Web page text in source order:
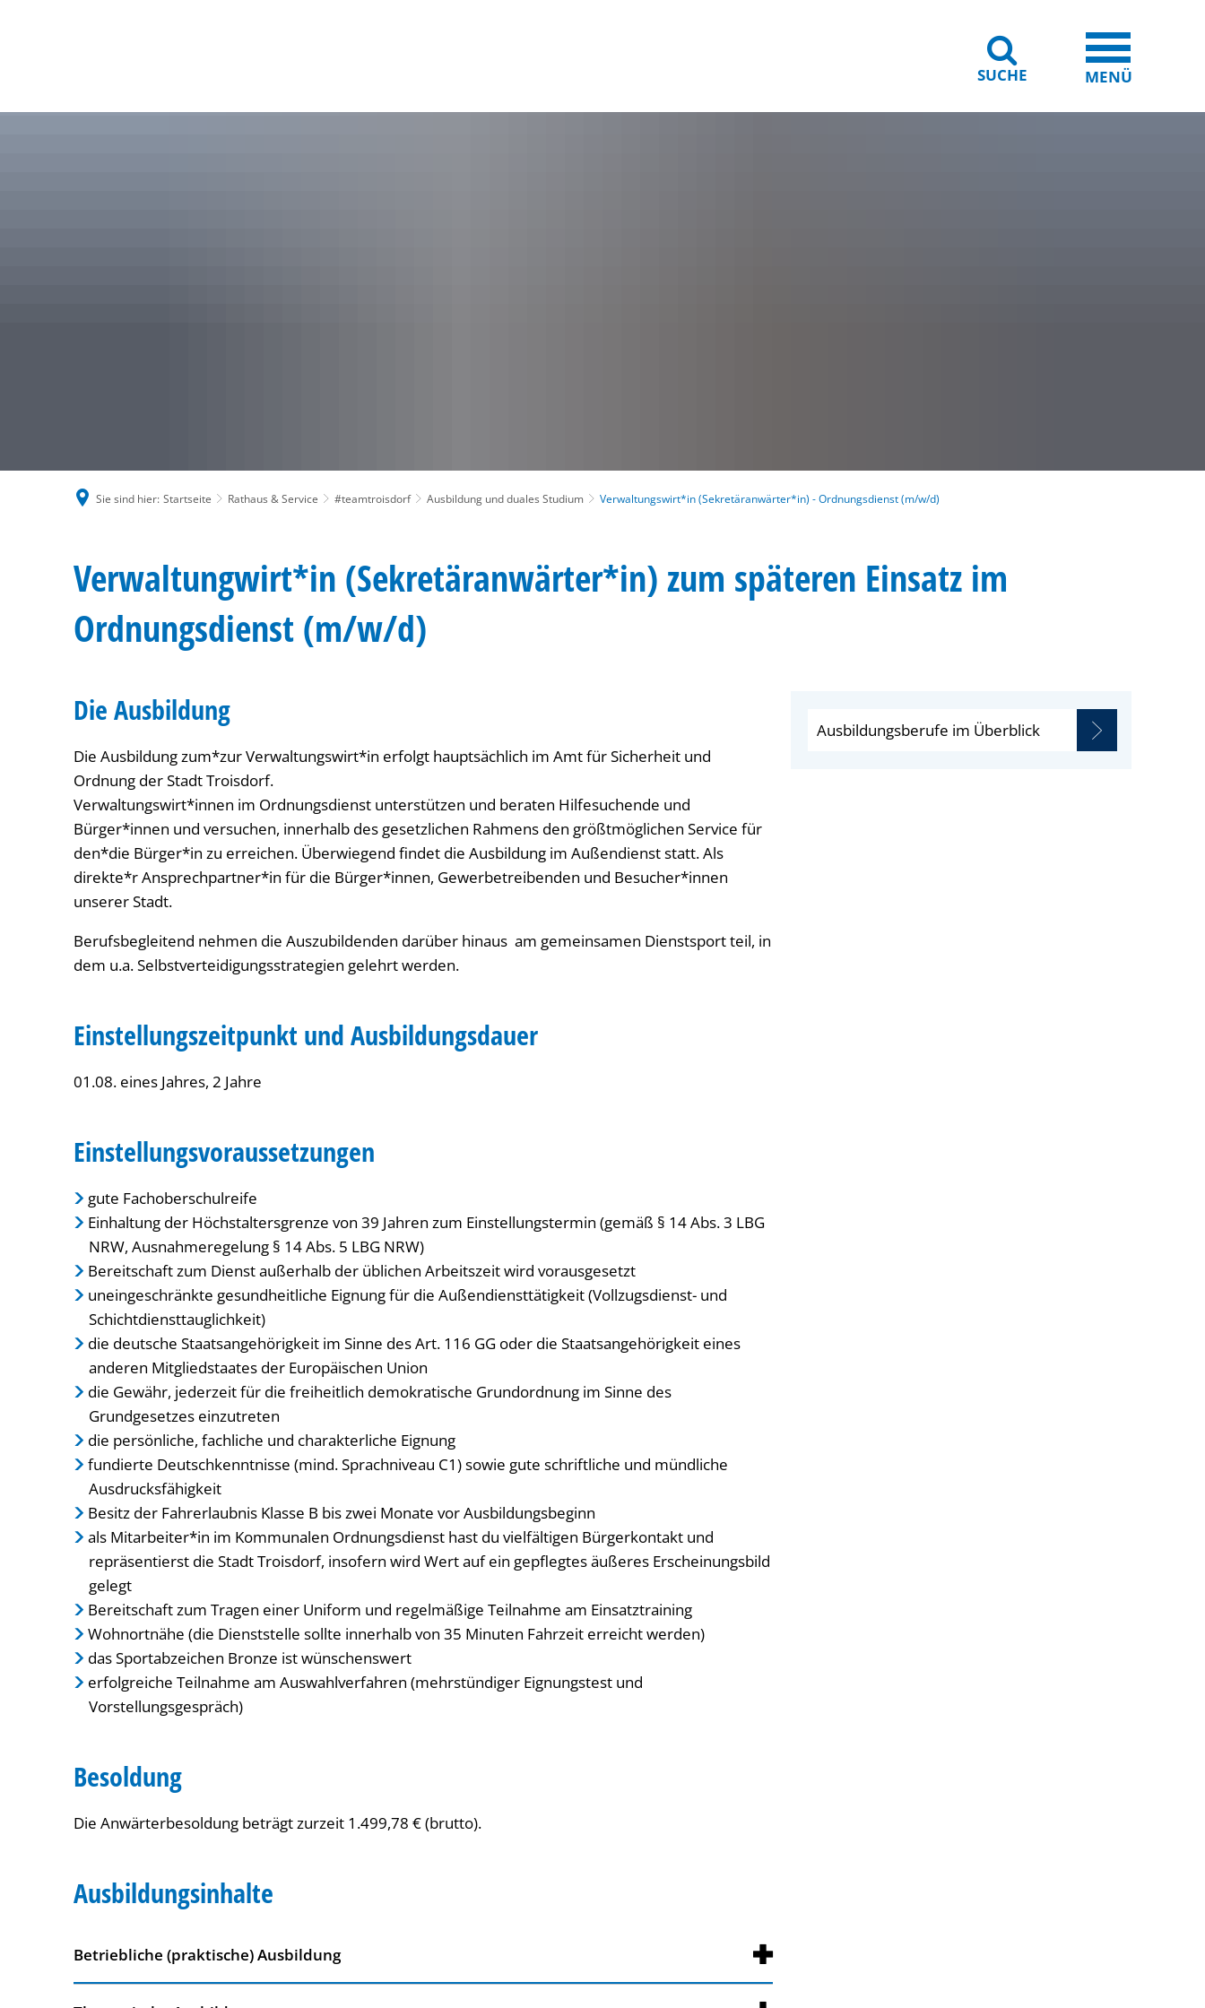
SUCHE MENÜ
Sie sind hier: Startseite Rathaus & Service #teamtroisdorf Ausbildung und duales Studium Verwaltungswirt*in (Sekretäranwärter*in) - Ordnungsdienst (m/w/d)
Verwaltungswirt*in
(Sekretäranwärter*in)
Ordnungsdienst
(m/w/d)
Verwaltungwirt*in (Sekretäranwärter*in) zum späteren Einsatz im
Ordnungsdienst (m/w/d)
Die Ausbildung
Die Ausbildung zum*zur Verwaltungswirt*in erfolgt hauptsächlich im Amt für Sicherheit und
Ordnung der Stadt Troisdorf.
Verwaltungswirt*innen im Ordnungsdienst unterstützen und beraten Hilfesuchende und
Bürger*innen und versuchen, innerhalb des gesetzlichen Rahmens den größtmöglichen Service für
den*die Bürger*in zu erreichen. Überwiegend findet die Ausbildung im Außendienst statt. Als
direkte*r Ansprechpartner*in für die Bürger*innen, Gewerbetreibenden und Besucher*innen
unserer Stadt.
Berufsbegleitend nehmen die Auszubildenden darüber hinaus am gemeinsamen Dienstsport teil, in
dem u.a. Selbstverteidigungsstrategien gelehrt werden.
Einstellungszeitpunkt und Ausbildungsdauer
01.08. eines Jahres, 2 Jahre
Einstellungsvoraussetzungen
gute Fachoberschulreife
Einhaltung der Höchstaltersgrenze von 39 Jahren zum Einstellungstermin (gemäß § 14 Abs. 3 LBG
NRW, Ausnahmeregelung § 14 Abs. 5 LBG NRW)
Bereitschaft zum Dienst außerhalb der üblichen Arbeitszeit wird vorausgesetzt
uneingeschränkte gesundheitliche Eignung für die Außendiensttätigkeit (Vollzugsdienst- und
Schichtdiensttauglichkeit)
die deutsche Staatsangehörigkeit im Sinne des Art. 116 GG oder die Staatsangehörigkeit eines
anderen Mitgliedstaates der Europäischen Union
die Gewähr, jederzeit für die freiheitlich demokratische Grundordnung im Sinne des
Grundgesetzes einzutreten
die persönliche, fachliche und charakterliche Eignung
fundierte Deutschkenntnisse (mind. Sprachniveau C1) sowie gute schriftliche und mündliche
Ausdrucksfähigkeit
Besitz der Fahrerlaubnis Klasse B bis zwei Monate vor Ausbildungsbeginn
als Mitarbeiter*in im Kommunalen Ordnungsdienst hast du vielfältigen Bürgerkontakt und
repräsentierst die Stadt Troisdorf, insofern wird Wert auf ein gepflegtes äußeres Erscheinungsbild
gelegt
Bereitschaft zum Tragen einer Uniform und regelmäßige Teilnahme am Einsatztraining
Wohnortnähe (die Dienststelle sollte innerhalb von 35 Minuten Fahrzeit erreicht werden)
das Sportabzeichen Bronze ist wünschenswert
erfolgreiche Teilnahme am Auswahlverfahren (mehrstündiger Eignungstest und
Vorstellungsgespräch)
Besoldung
Die Anwärterbesoldung beträgt zurzeit 1.499,78 € (brutto).
Ausbildungsinhalte
Betriebliche (praktische) Ausbildung
Ausbildungsberufe im Überblick